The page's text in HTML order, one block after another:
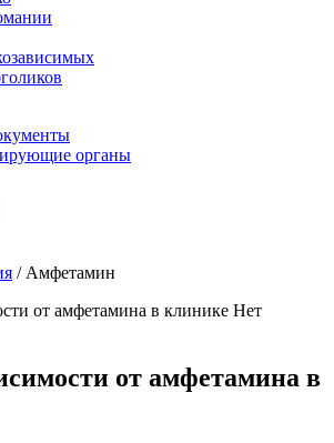
органы
/ Амфетамин
от амфетамина в